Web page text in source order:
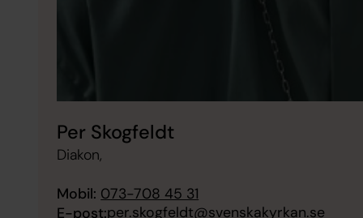
Per Skogfeldt
Diakon,
Mobil: 073-708 45 31
E-post:per.skogfeldt@svenskakyrkan.se